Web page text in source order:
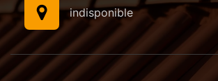
indisponible